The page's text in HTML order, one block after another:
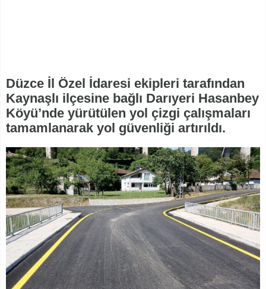
Düzce İl Özel İdaresi ekipleri tarafından
Kaynaşlı ilçesine bağlı Darıyeri Hasanbey
Köyü’nde yürütülen yol çizgi çalışmaları
tamamlanarak yol güvenliği artırıldı.